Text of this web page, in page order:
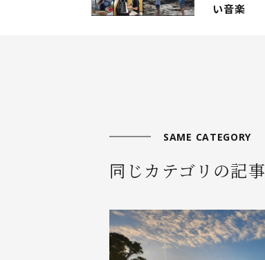
い音楽
SAME CATEGORY
同じカテゴリの記事